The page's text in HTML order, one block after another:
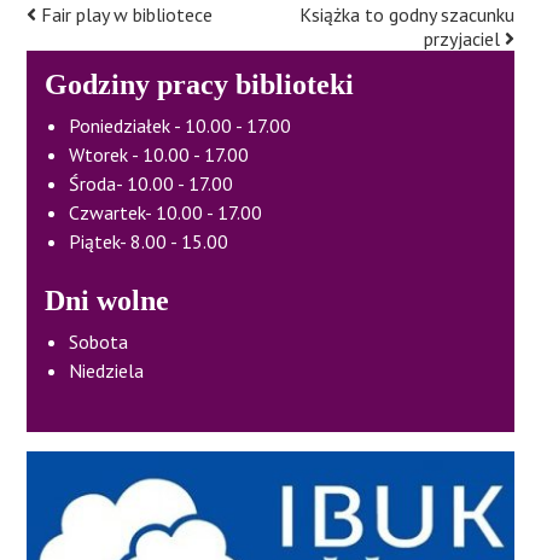
Post
navigation
Fair play w bibliotece
Książka to godny szacunku
przyjaciel
Godziny pracy biblioteki
Poniedziałek - 10.00 - 17.00
Wtorek - 10.00 - 17.00
Środa- 10.00 - 17.00
Czwartek- 10.00 - 17.00
Piątek- 8.00 - 15.00
Dni wolne
Sobota
Niedziela